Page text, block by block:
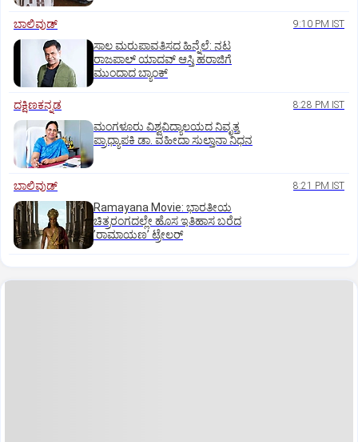
ಬಾಲಿವುಡ್‌ 9:10 PM IST
ಸಾಲ ಮರುಪಾವತಿಸದ ಹಿನ್ನೆಲೆ: ನಟ
ರಾಜಪಾಲ್ ಯಾದವ್‌ ಆಸ್ತಿ ಹರಾಜಿಗೆ
ಮುಂದಾದ ಬ್ಯಾಂಕ್
ದಕ್ಷಿಣಕನ್ನಡ 8:28 PM IST
ಮಂಗಳೂರು ವಿಶ್ವವಿದ್ಯಾಲಯದ ನಿವೃತ್ತ
ಪ್ರಾಧ್ಯಾಪಕಿ ಡಾ. ವಹೀದಾ ಸುಲ್ತಾನಾ ನಿಧನ
ಬಾಲಿವುಡ್‌ 8:21 PM IST
Ramayana Movie: ಭಾರತೀಯ
ಚಿತ್ರರಂಗದಲ್ಲೇ ಹೊಸ ಇತಿಹಾಸ ಬರೆದ
ʼರಾಮಾಯಣʼ ಟ್ರೇಲರ್